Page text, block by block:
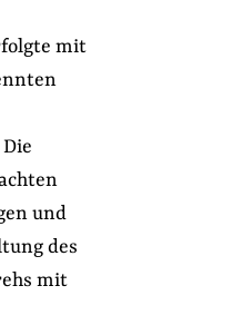
mit
und
des
mit